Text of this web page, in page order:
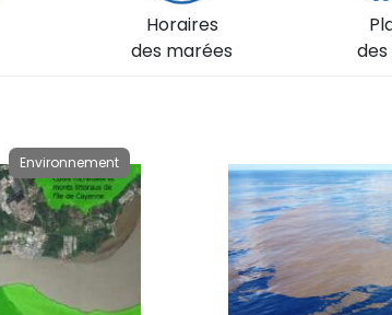
Horaires
des marées
Environnement